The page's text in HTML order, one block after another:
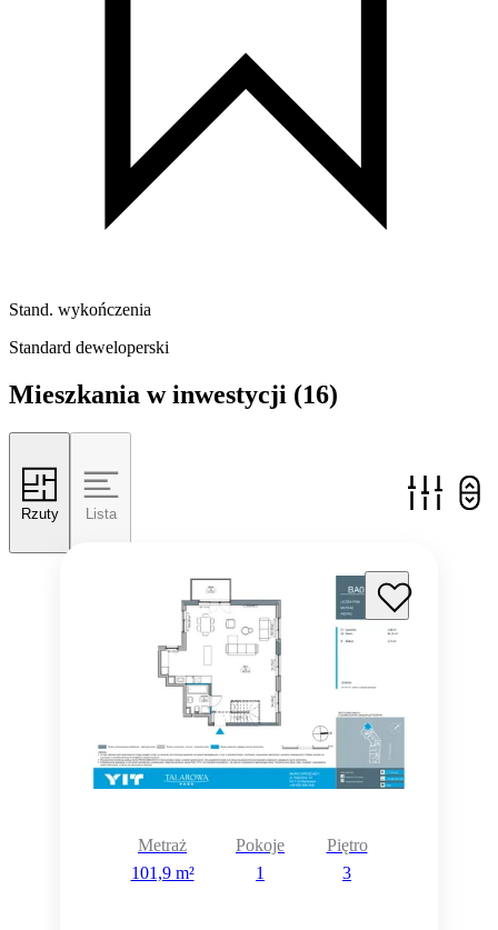
Stand. wykończenia
Standard deweloperski
Mieszkania w inwestycji (16)
Rzuty Lista
Metraż
101,9 m²
Pokoje
1
Piętro
3